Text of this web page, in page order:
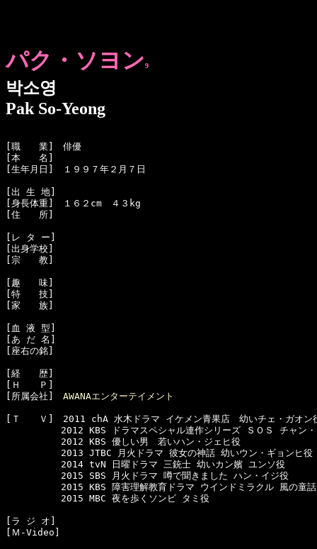
パク・ソヨン9
박소영
Pak So-Yeong
[職　　業]　俳優
[本　　名]
[生年月日]　１９９７年２月７日
[出 生 地]
[身長体重]　１６２cm　４３kg
[住　　所]
[レ タ ー]
[出身学校]
[宗　　教]
[趣　　味]
[特　　技]
[家　　族]
[血 液 型]
[あ だ 名]
[座右の銘]
[経　　歴]
[Ｈ　　Ｐ]
[所属会社] AWANAエンターテイメント
[Ｔ　　Ｖ]　2011 chA 水木ドラマ イケメン青果店　幼いチェ・ガオン
2012 KBS ドラマスペシャル連作シリーズ ＳＯＳ チャン・
2012 KBS 優しい男　若いハン・ジェヒ役
2013 JTBC 月火ドラマ 彼女の神話 幼いウン・ギョンヒ役
2014 tvN 日曜ドラマ 三銃士 幼いカン嬪 ユンソ役
2015 SBS 月火ドラマ 噂で聞きました ハン・イジ役
2015 KBS 障害理解教育ドラマ ウインドミラクル 風の童話
2015 MBC 夜を歩くソンビ タミ役
[ラ ジ オ]
[Ｍ-Video]